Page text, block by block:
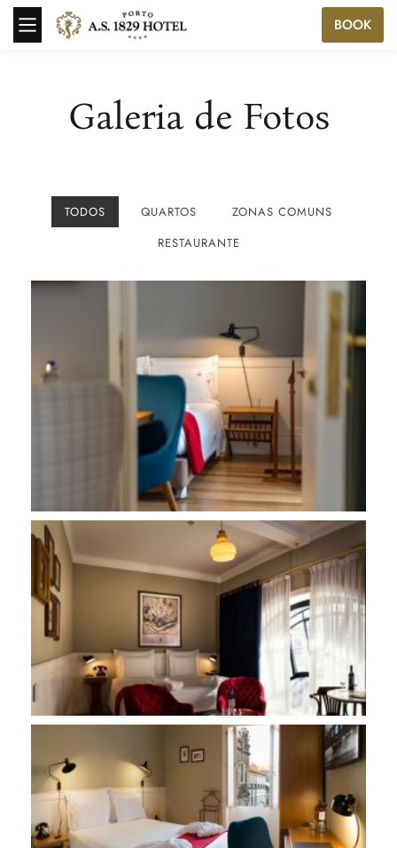
BOOK
Galeria de Fotos
TODOS QUARTOS
ZONAS COMUNS
RESTAURANTE